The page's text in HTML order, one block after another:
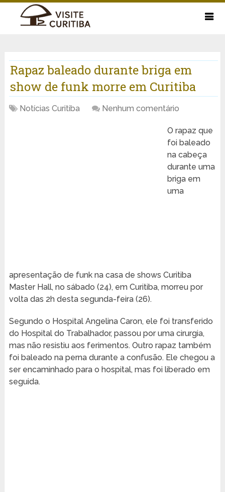
Rapaz baleado durante briga em
show de funk morre em Curitiba
Notícias Curitiba Nenhum comentário
O rapaz que
foi baleado
na cabeça
durante uma
briga em
uma
apresentação de funk na casa de shows Curitiba
Master Hall, no sábado (24), em Curitiba, morreu por
volta das 2h desta segunda-feira (26).
Segundo o Hospital Angelina Caron, ele foi transferido
do Hospital do Trabalhador, passou por uma cirurgia,
mas não resistiu aos ferimentos. Outro rapaz também
foi baleado na perna durante a confusão. Ele chegou a
ser encaminhado para o hospital, mas foi liberado em
seguida.